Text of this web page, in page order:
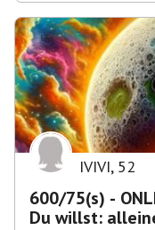
IVIVI, 52
600/75(s) -
Du willst: